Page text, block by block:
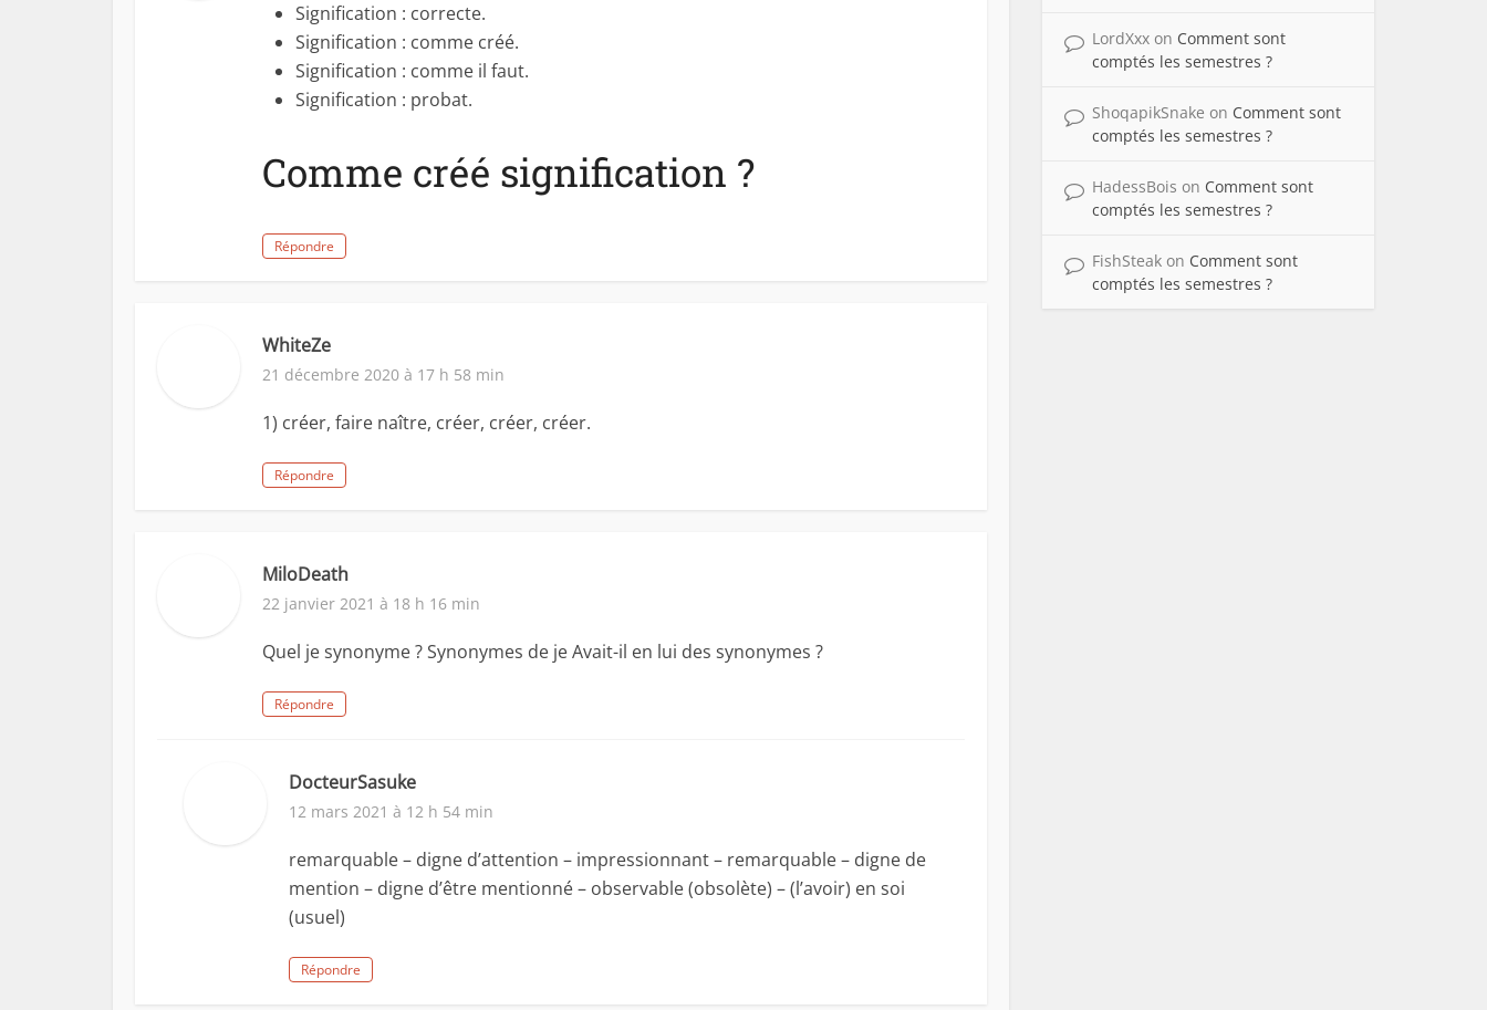
Signification : correcte.
Signification : comme créé.
Signification : comme il faut.
Signification : probat.
Comme créé signification ?
Répondre
WhiteZe
21 décembre 2020 à 17 h 58 min
1) créer, faire naître, créer, créer, créer.
Répondre
MiloDeath
22 janvier 2021 à 18 h 16 min
Quel je synonyme ? Synonymes de je Avait-il en lui des synonymes ?
Répondre
DocteurSasuke
12 mars 2021 à 12 h 54 min
remarquable – digne d’attention – impressionnant – remarquable – digne de
mention – digne d’être mentionné – observable (obsolète) – (l’avoir) en soi
(usuel)
Répondre
LordXxx on Comment sont
comptés les semestres ?
ShoqapikSnake on Comment sont
comptés les semestres ?
HadessBois on Comment sont
comptés les semestres ?
FishSteak on Comment sont
comptés les semestres ?